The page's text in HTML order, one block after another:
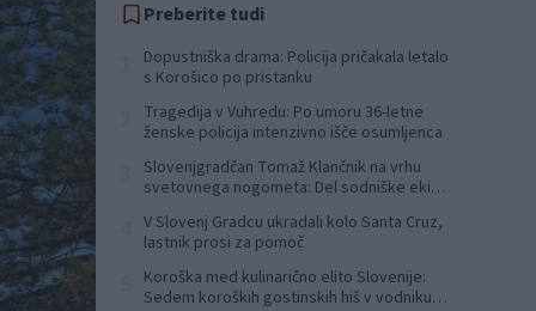
Preberite tudi
Dopustniška drama: Policija pričakala letalo
s Korošico po pristanku
Tragedija v Vuhredu: Po umoru 36-letne
ženske policija intenzivno išče osumljenca
Slovenjgradčan Tomaž Klančnik na vrhu
svetovnega nogometa: Del sodniške ekipe
V Slovenj Gradcu ukradali kolo Santa Cruz,
lastnik prosi za pomoč
Koroška med kulinarično elito Slovenije:
Sedem koroških gostinskih hiš v vodniku